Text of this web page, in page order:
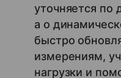
уточняется по
а о
быстро
измерениям,
нагрузки и